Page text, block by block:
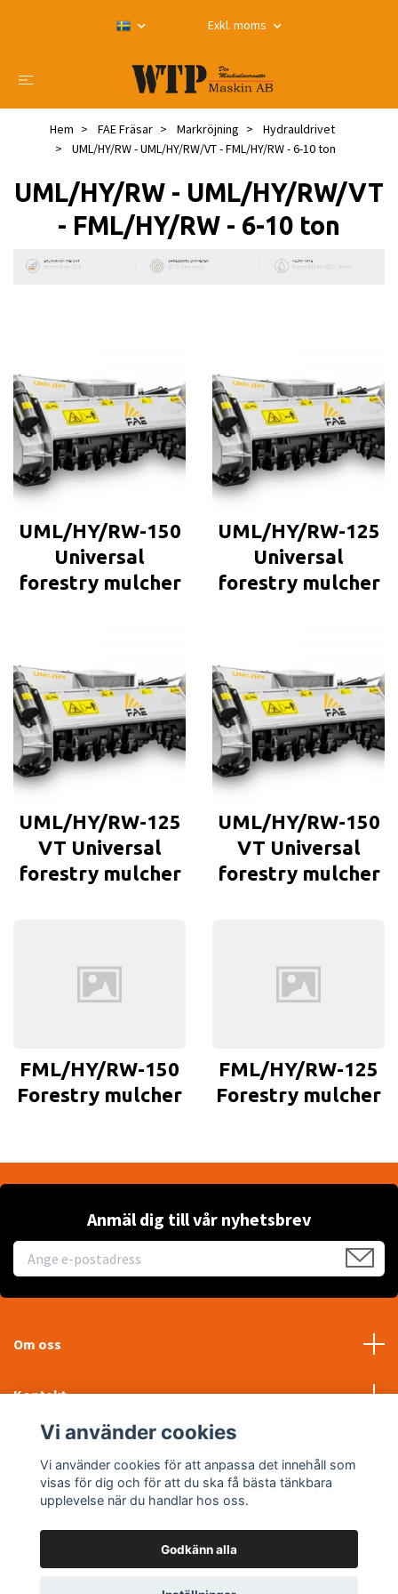
Exkl. moms
Hem FAE Fräsar Markröjning
Hydrauldrivet
UML/HY/RW - UML/HY/RW/VT - FML/HY/RW - 6-10 ton
UML/HY/RW - UML/HY/RW/VT
- FML/HY/RW - 6-10 ton
UML/HY/RW-150
Universal
forestry mulcher
UML/HY/RW-125
Universal
forestry mulcher
UML/HY/RW-125
VT Universal
forestry mulcher
UML/HY/RW-150
VT Universal
forestry mulcher
FML/HY/RW-150
Forestry mulcher
FML/HY/RW-125
Forestry mulcher
Anmäl dig till vår nyhetsbrev
Om oss
Kontakt
Läs mer
Sociala medier
© 2026 WTP Maskin AB
Vi använder cookies
Vi använder cookies för att anpassa det innehåll som
visas för dig och för att du ska få bästa tänkbara
upplevelse när du handlar hos oss.
Godkänn alla